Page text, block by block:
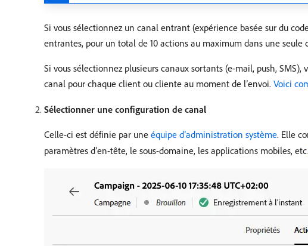
Si vous sélectionnez un canal entrant (expérience basée sur du
entrantes, pour un total de 10 actions au maximum dans une seule
Si vous sélectionnez plusieurs canaux sortants (e-mail, push,
canal pour chaque client ou cliente au moment de l’envoi. Voici
Sélectionner une configuration de canal
Celle-ci est définie par une équipe d’administration système. Elle
paramètres d’en-tête, le sous-domaine, les applications mobiles, etc.